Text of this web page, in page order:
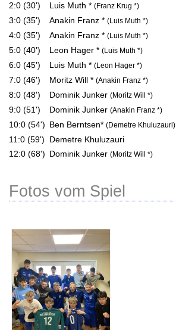
2:0 (30') Luis Muth * (Franz Krug *)
3:0 (35') Anakin Franz * (Luis Muth *)
4:0 (35') Anakin Franz * (Luis Muth *)
5:0 (40') Leon Hager * (Luis Muth *)
6:0 (45') Luis Muth * (Leon Hager *)
7:0 (46') Moritz Will * (Anakin Franz *)
8:0 (48') Dominik Junker (Moritz Will *)
9:0 (51') Dominik Junker (Anakin Franz *)
10:0 (54') Ben Berntsen* (Demetre Khuluzauri)
11:0 (59')
Demetre Khuluzauri
12:0 (68') Dominik Junker (Moritz Will *)
Fotos vom Spiel